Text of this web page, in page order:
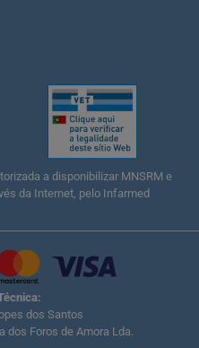
a disponibilizar MNSRM e
da Internet, pelo Infarmed
dos Santos
dos Foros de Amora Lda.